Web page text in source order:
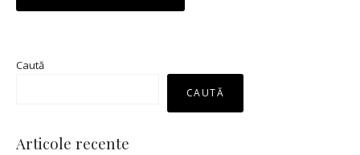
Caută
CAUTĂ
Articole recente